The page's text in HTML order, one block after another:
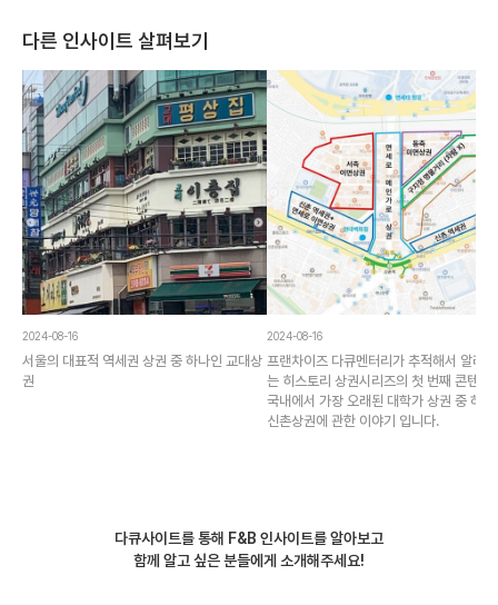
다른 인사이트 살펴보기
2024-08-16
서울의 대표적 역세권 상권 중 하나인 교대상
권
2024-08-16
프랜차이즈 다큐멘터리가 추적해서 알려
는 히스토리 상권시리즈의 첫 번째 콘텐츠
국내에서 가장 오래된 대학가 상권 중 하나
신촌상권에 관한 이야기 입니다.
다큐사이트를 통해 F&B 인사이트를 알아보고
함께 알고 싶은 분들에게 소개해주세요!